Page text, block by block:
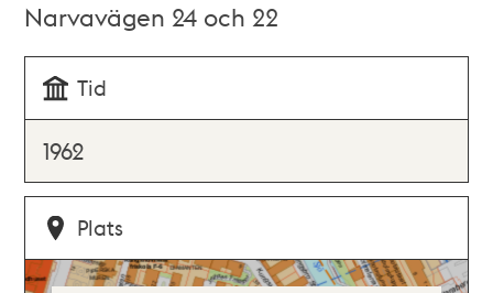
Narvavägen 24 och 22
Tid
1962
Plats